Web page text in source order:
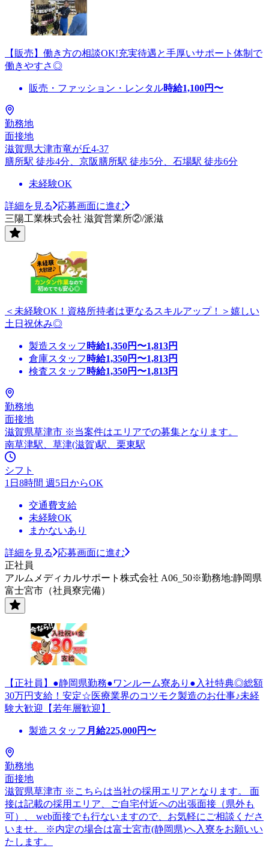
【販売】働き方の相談OK!充実待遇と手厚いサポート体制で
働きやすさ◎
販売・ファッション・レンタル時給1,100円〜
勤務地
面接地
滋賀県大津市竜が丘4-37
膳所駅 徒歩4分、京阪膳所駅 徒歩5分、石場駅 徒歩6分
未経験OK
詳細を見る
応募画面に進む
三陽工業株式会社 滋賀営業所②/派滋
＜未経験OK！資格所持者は更なるスキルアップ！＞嬉しい
土日祝休み◎
製造スタッフ 時給1,350円〜1,813円
倉庫スタッフ 時給1,350円〜1,813円
検査スタッフ 時給1,350円〜1,813円
勤務地
面接地
滋賀県草津市 ※当案件はエリアでの募集となります。
南草津駅、草津(滋賀)駅、栗東駅
シフト
1日8時間 週5日からOK
交通費支給
未経験OK
まかないあり
詳細を見る
応募画面に進む
正社員
アルムメディカルサポート株式会社 A06_50※勤務地:静岡県
富士宮市（社員寮完備）
【正社員】●静岡県勤務●ワンルーム寮あり●入社特典◎総額
30万円支給！安定☆医療業界のコツモク製造のお仕事♪未経
験大歓迎【若年層歓迎】
製造スタッフ 月給225,000円〜
勤務地
面接地
滋賀県草津市 ※こちらは当社の採用エリアとなります。 面
接は記載の採用エリア、ご自宅付近への出張面接（県外も
可）、 web面接でも行ないますので、お気軽にご相談くださ
いませ。 ※内定の場合は富士宮市(静岡県)へ入寮をお願いい
たします。